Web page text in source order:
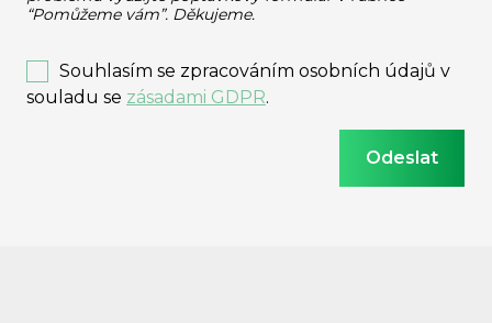
“Pomůžeme vám”. Děkujeme.
Souhlasím se zpracováním osobních údajů v
souladu se zásadami GDPR.